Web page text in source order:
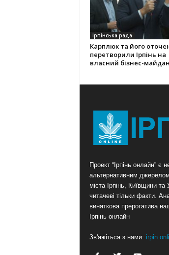
Ірпінська рада
Карплюк та його
перетворили Ірпінь на
власний бізнес-
Проект “Ірпінь онлайн” є
альтернативним
міста Ірпінь, Київщини
читачеві тільки факти.
виняткова прерогатива
Ірпінь онлайн
Зв'яжіться з нами: